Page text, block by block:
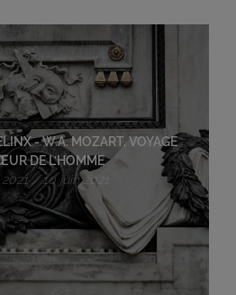
- W.A. MOZART, VOYAGE
DE L’HOMME
/ 10 juin 2021